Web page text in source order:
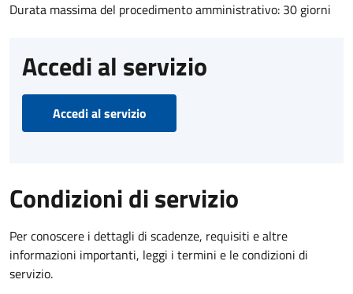
Durata massima del procedimento amministrativo: 30 giorni
Accedi al servizio
Accedi al servizio
Condizioni di servizio
Per conoscere i dettagli di scadenze, requisiti e altre
informazioni importanti, leggi i termini e le condizioni di
servizio.